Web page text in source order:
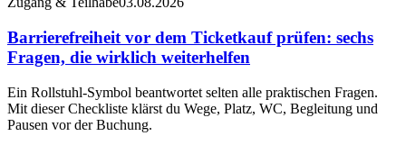
Barrierefreiheit vor dem Ticketkauf prüfen: sechs
Fragen, die wirklich weiterhelfen
Ein Rollstuhl-Symbol beantwortet selten alle praktischen Fragen.
Mit dieser Checkliste klärst du Wege, Platz, WC, Begleitung und
Pausen vor der Buchung.